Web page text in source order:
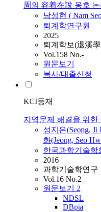
周의 容着在說 옹호
남성현 ( Nam
퇴계학연구원
2025
퇴계학보(退溪
Vol.158 No.-
원문보기
복사/대출신청
KCI등재
지역문제 해결을 위한
성지은(Seong, Ji
화(Jeong, Seo
한국과학기술학
2016
과학기술학연구
Vol.16 No.2
원문보기 2
NDSL
DBpia